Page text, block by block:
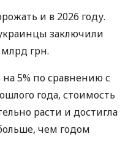
и в 2026 году.
заключили
грн.
5% по сравнению с
года, стоимость
расти и достигла
чем годом